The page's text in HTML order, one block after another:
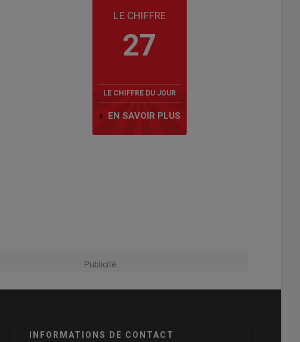
LE CHIFFRE
27
LE CHIFFRE DU JOUR
EN SAVOIR PLUS
Publicité
INFORMATIONS DE CONTACT